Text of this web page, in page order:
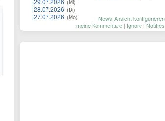
29.07.2026 (Mi)
28.07.2026 (Di)
27.07.2026 (Mo)
News-Ansicht konfigurieren
meine Kommentare | Ignore | Notifies